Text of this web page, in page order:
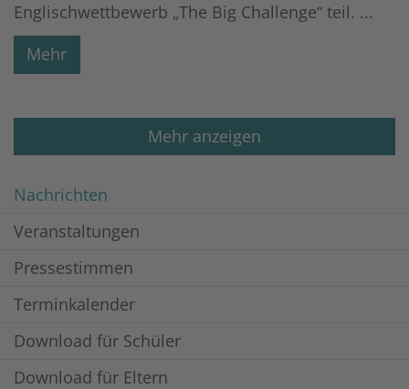
Englischwettbewerb „The Big Challenge“ teil. ...
Mehr
Mehr anzeigen
Nachrichten
Veranstaltungen
Pressestimmen
Terminkalender
Download für Schüler
Download für Eltern